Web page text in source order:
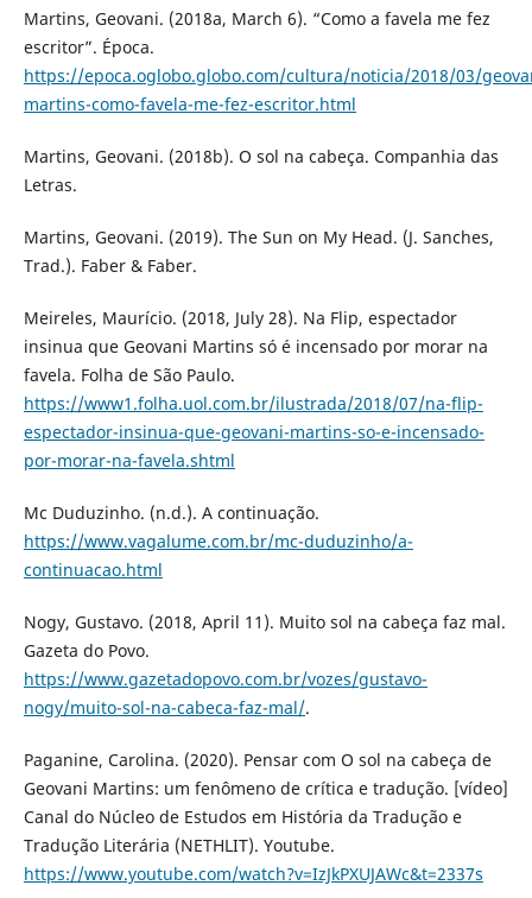
Martins, Geovani. (2018a, March 6). “Como a favela me fez
escritor”. Época.
https://epoca.oglobo.globo.com/cultura/noticia/2018/03/
martins-como-favela-me-fez-escritor.html
Martins, Geovani. (2018b). O sol na cabeça. Companhia das
Letras.
Martins, Geovani. (2019). The Sun on My Head. (J. Sanches,
Trad.). Faber & Faber.
Meireles, Maurício. (2018, July 28). Na Flip, espectador
insinua que Geovani Martins só é incensado por morar na
favela. Folha de São Paulo.
https://www1.folha.uol.com.br/ilustrada/2018/07/na-flip-
espectador-insinua-que-geovani-martins-so-e-incensado-
por-morar-na-favela.shtml
Mc Duduzinho. (n.d.). A continuação.
https://www.vagalume.com.br/mc-duduzinho/a-
continuacao.html
Nogy, Gustavo. (2018, April 11). Muito sol na cabeça faz mal.
Gazeta do Povo.
https://www.gazetadopovo.com.br/vozes/gustavo-
nogy/muito-sol-na-cabeca-faz-mal/.
Paganine, Carolina. (2020). Pensar com O sol na cabeça de
Geovani Martins: um fenômeno de crítica e tradução. [vídeo]
Canal do Núcleo de Estudos em História da Tradução e
Tradução Literária (NETHLIT). Youtube.
https://www.youtube.com/watch?v=IzJkPXUJAWc&t=2337s